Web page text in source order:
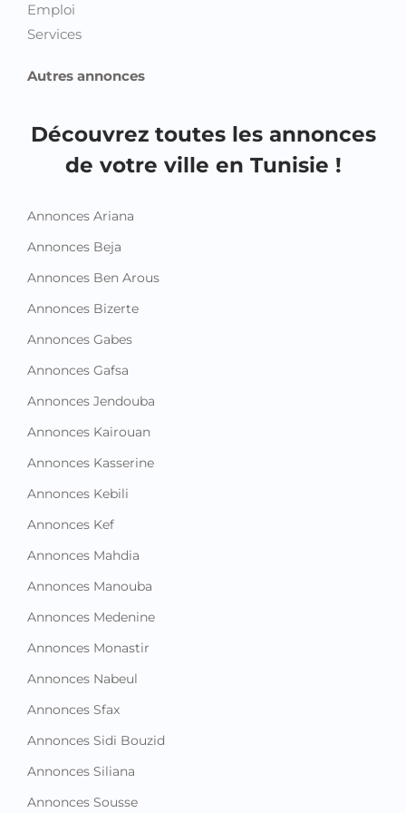
Emploi
Services
Autres annonces
Découvrez toutes les annonces
de votre ville en Tunisie !
Annonces Ariana
Annonces Beja
Annonces Ben Arous
Annonces Bizerte
Annonces Gabes
Annonces Gafsa
Annonces Jendouba
Annonces Kairouan
Annonces Kasserine
Annonces Kebili
Annonces Kef
Annonces Mahdia
Annonces Manouba
Annonces Medenine
Annonces Monastir
Annonces Nabeul
Annonces Sfax
Annonces Sidi Bouzid
Annonces Siliana
Annonces Sousse